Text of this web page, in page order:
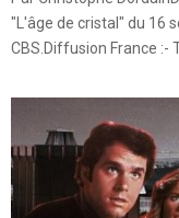
"L'âge de cristal" du 16
CBS.Diffusion France :-